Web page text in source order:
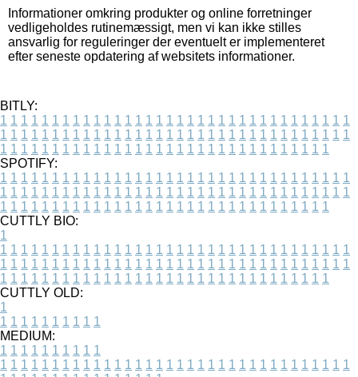
Informationer omkring produkter og online forretninger
vedligeholdes rutinemæssigt, men vi kan ikke stilles
ansvarlig for reguleringer der eventuelt er implementeret
efter seneste opdatering af websitets informationer.
BITLY:
1 1 1 1 1 1 1 1 1 1 1 1 1 1 1 1 1 1 1 1 1 1 1 1 1 1 1 1 1 1 1 1 1 1
1 1 1 1 1 1 1 1 1 1 1 1 1 1 1 1 1 1 1 1 1 1 1 1 1 1 1 1 1 1 1 1 1 1
1 1 1 1 1 1 1 1 1 1 1 1 1 1 1 1 1 1 1 1 1 1 1 1 1 1 1 1 1 1 1 1
SPOTIFY:
1 1 1 1 1 1 1 1 1 1 1 1 1 1 1 1 1 1 1 1 1 1 1 1 1 1 1 1 1 1 1 1 1 1
1 1 1 1 1 1 1 1 1 1 1 1 1 1 1 1 1 1 1 1 1 1 1 1 1 1 1 1 1 1 1 1 1 1
1 1 1 1 1 1 1 1 1 1 1 1 1 1 1 1 1 1 1 1 1 1 1 1 1 1 1 1 1 1 1 1
CUTTLY BIO:
1
1 1 1 1 1 1 1 1 1 1 1 1 1 1 1 1 1 1 1 1 1 1 1 1 1 1 1 1 1 1 1 1 1 1
1 1 1 1 1 1 1 1 1 1 1 1 1 1 1 1 1 1 1 1 1 1 1 1 1 1 1 1 1 1 1 1 1 1
1 1 1 1 1 1 1 1 1 1 1 1 1 1 1 1 1 1 1 1 1 1 1 1 1 1 1 1 1 1 1 1
CUTTLY OLD:
1
1 1 1 1 1 1 1 1 1 1
MEDIUM:
1 1 1 1 1 1 1 1 1 1
1 1 1 1 1 1 1 1 1 1 1 1 1 1 1 1 1 1 1 1 1 1 1 1 1 1 1 1 1 1 1 1 1 1